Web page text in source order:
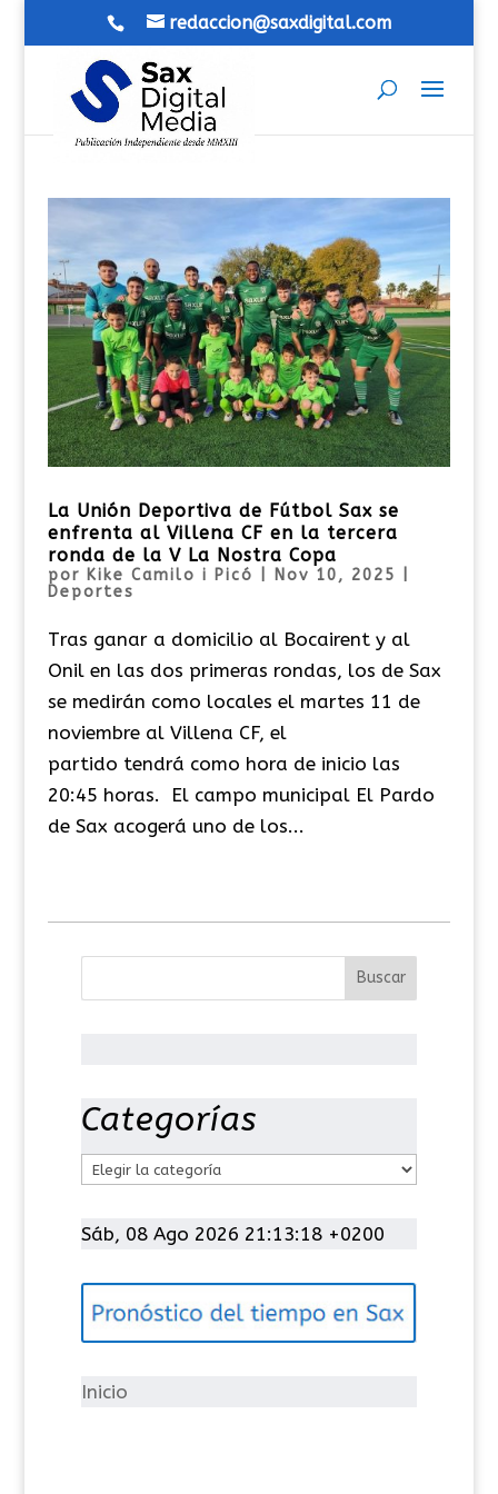
redaccion@saxdigital.com
La Unión Deportiva de Fútbol Sax se
enfrenta al Villena CF en la tercera
ronda de la V La Nostra Copa
por Kike Camilo i Picó Nov 10, 2025
Deportes
Tras ganar a domicilio al Bocairent y al
Onil en las dos primeras rondas, los de Sax
se medirán como locales el martes 11 de
noviembre al Villena CF, el
partido tendrá como hora de inicio las
20:45 horas. El campo municipal El Pardo
de Sax acogerá uno de los...
Categorías
t
g
í
Sáb, 08 Ago 2026 21:13:19 +0200
Inicio